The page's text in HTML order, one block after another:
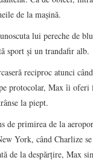
de la maşină.
lui pereche de
sport şi un trandafir alb.
reciproc atunci
protocolar, Max îi
la piept.
de primirea de la
York, când Charlize
de la despărţire, Max